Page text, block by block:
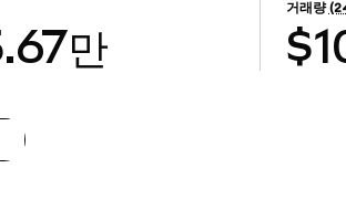
만
거래량